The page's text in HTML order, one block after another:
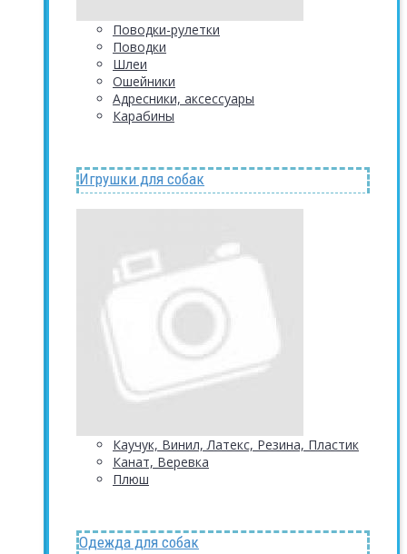
Поводки-рулетки
Поводки
Шлеи
Ошейники
Адресники, аксессуары
Карабины
Игрушки для собак
Каучук, Винил, Латекс, Резина, Пластик
Канат, Веревка
Плюш
Одежда для собак